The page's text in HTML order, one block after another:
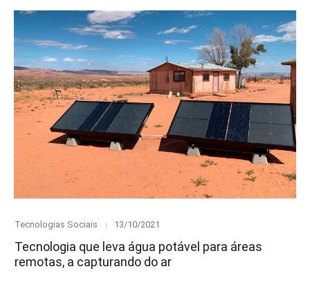
Category
Tecnologias Sociais
Posted
13/10/2021
Tecnologia que leva água potável para áreas
remotas, a capturando do ar